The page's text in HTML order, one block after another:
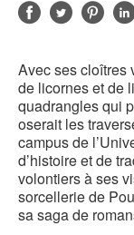
Partager
Avec ses cloîtres
de licornes et de
quadrangles qui
oserait les
campus de
d’histoire et de
volontiers à ses
sorcellerie de
sa saga de